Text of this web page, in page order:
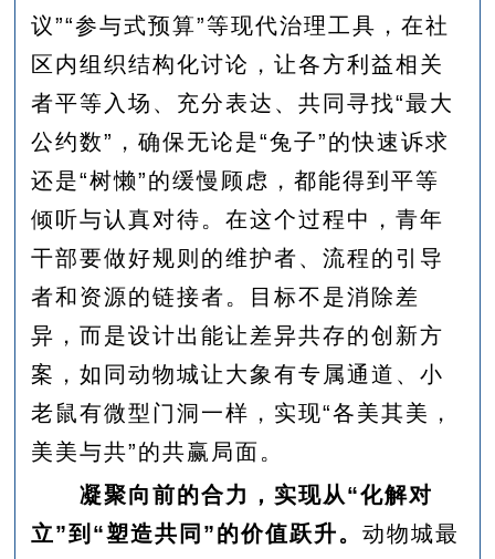
议”“参与式预算”等现代治理工具，在社
区内组织结构化讨论，让各方利益相关
者平等入场、充分表达、共同寻找“最大
公约数”，确保无论是“兔子”的快速诉求
还是“树懒”的缓慢顾虑，都能得到平等
倾听与认真对待。在这个过程中，青年
干部要做好规则的维护者、流程的引导
者和资源的链接者。目标不是消除差
异，而是设计出能让差异共存的创新方
案，如同动物城让大象有专属通道、小
老鼠有微型门洞一样，实现“各美其美，
美美与共”的共赢局面。
凝聚向前的合力，实现从“化解对
立”到“塑造共同”的价值跃升。动物城最